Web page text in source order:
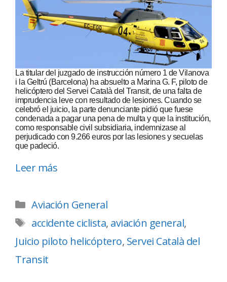
La titular del juzgado de instrucción número 1 de Vilanova
i la Geltrú (Barcelona) ha absuelto a Marina G. F, piloto de
helicóptero del Servei Català del Transit, de una falta de
imprudencia leve con resultado de lesiones. Cuando se
celebró el juicio, la parte denunciante pidió que fuese
condenada a pagar una pena de multa y que la institución,
como responsable civil subsidiaria, indemnizase al
perjudicado con 9.266 euros por las lesiones y secuelas
que padeció.
Leer más
Aviación General
accidente ciclista, aviación general,
Juicio piloto helicóptero, Servei Català del
Transit